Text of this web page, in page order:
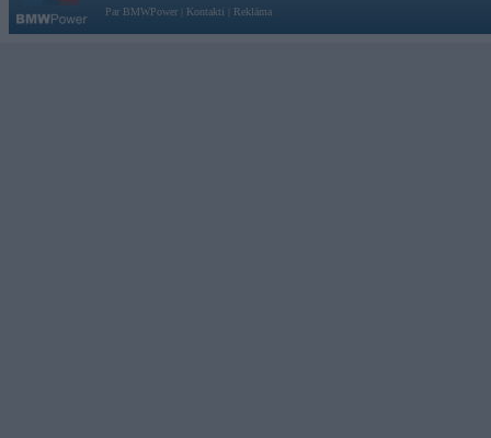
Par BMWPower
Kontakti Reklāma